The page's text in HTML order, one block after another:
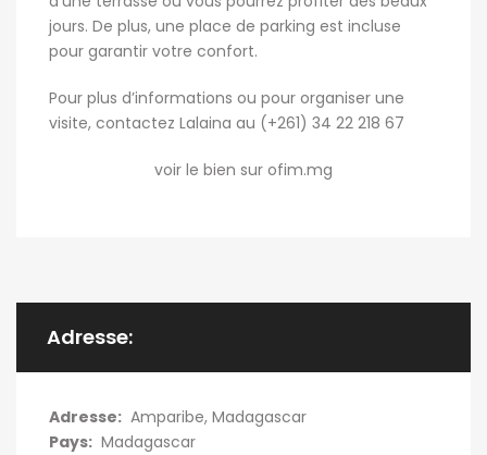
jours. De plus, une place de parking est incluse
pour garantir votre confort.
Pour plus d’informations ou pour organiser une
visite, contactez Lalaina au (+261) 34 22 218 67
voir le bien sur ofim.mg
Adresse:
Adresse: Amparibe, Madagascar
Pays: Madagascar